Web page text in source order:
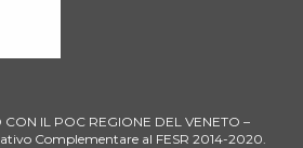
IL POC REGIONE DEL VENETO –
Complementare al FESR 2014-2020.